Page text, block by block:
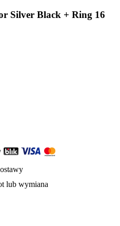
Silver Black + Ring 16
lub wymiana